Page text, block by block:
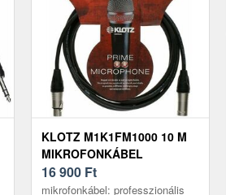
KLOTZ M1K1FM1000 10 M
MIKROFONKÁBEL
16 900 Ft
mikrofonkábel: professzionális